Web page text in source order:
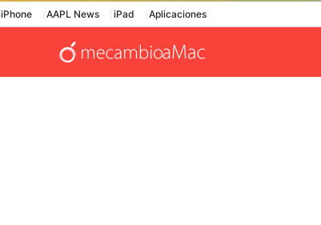
iPhone AAPL News iPad Aplicaciones